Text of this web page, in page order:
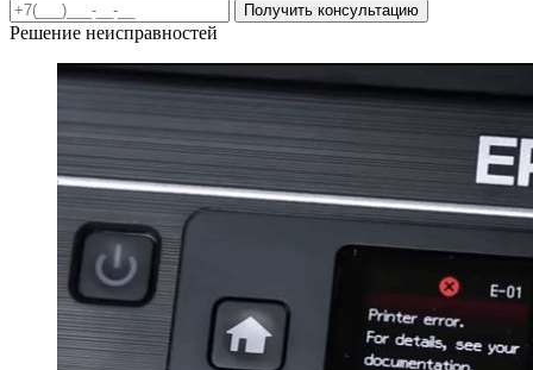
Получить консультацию
Решение неисправностей